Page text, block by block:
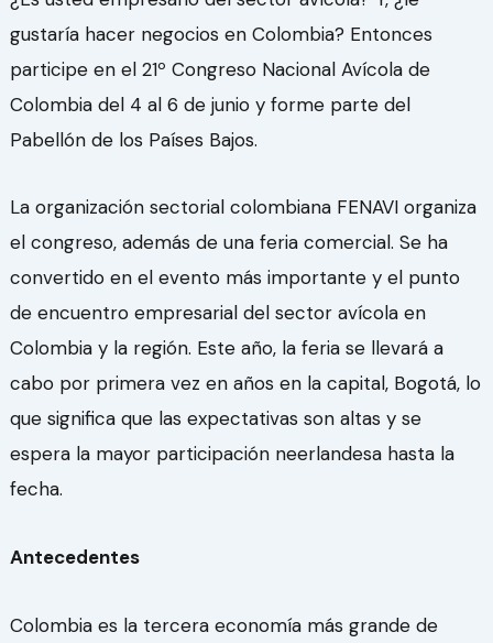
gustaría hacer negocios en Colombia? Entonces
participe en el 21º Congreso Nacional Avícola de
Colombia del 4 al 6 de junio y forme parte del
Pabellón de los Países Bajos.
La organización sectorial colombiana FENAVI organiza
el congreso, además de una feria comercial. Se ha
convertido en el evento más importante y el punto
de encuentro empresarial del sector avícola en
Colombia y la región. Este año, la feria se llevará a
cabo por primera vez en años en la capital, Bogotá, lo
que significa que las expectativas son altas y se
espera la mayor participación neerlandesa hasta la
fecha.
Antecedentes
Colombia es la tercera economía más grande de